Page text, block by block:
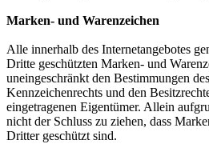
Marken- und Warenzeichen
Alle innerhalb des Internetangebotes
Dritte geschützten Marken- und
uneingeschränkt den Bestimmungen
Kennzeichenrechts und den
eingetragenen Eigentümer. Allein
nicht der Schluss zu ziehen, dass
Dritter geschützt sind.